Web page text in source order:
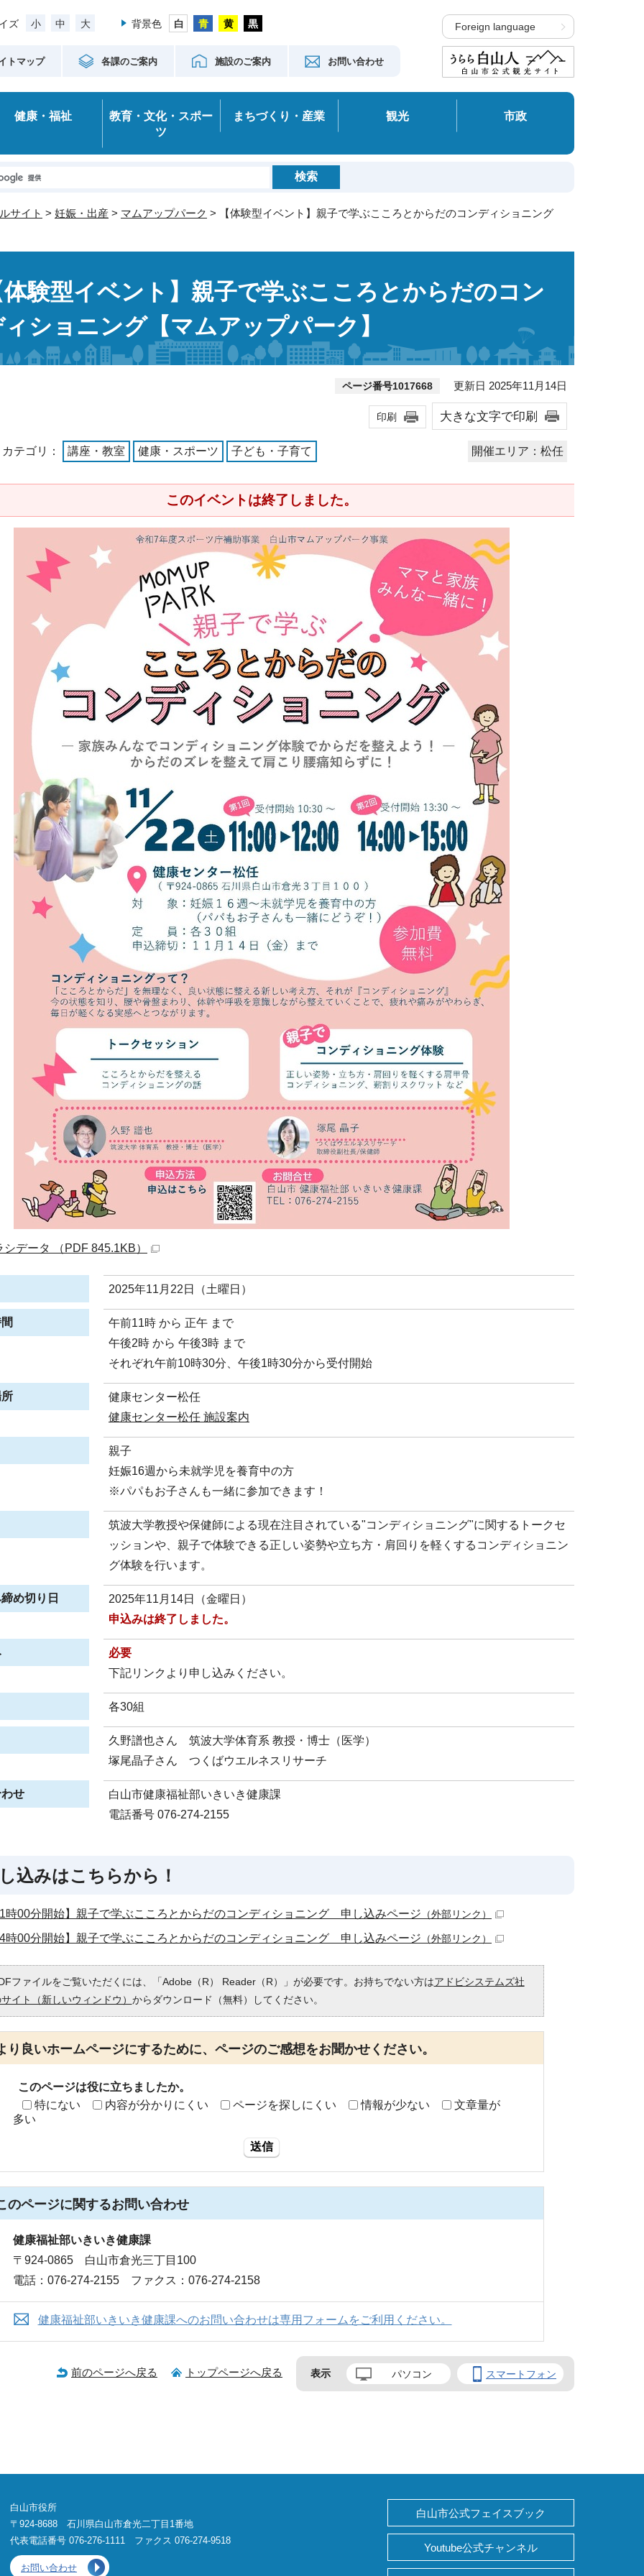
ズ 小 中 大 背景色
トマップ 各課のご案内 施設のご案内 お問い合わせ
Foreign language
健康・福祉
教育・文化・スポー
ツ
まちづくり・産業 観光 市政
サイト > 妊娠・出産 > マムアップパーク > 【体験型イベント】親子で学ぶこころとからだのコンディショニング
験型イベント】親子で学ぶこころとからだのコン
ショニング【マムアップパーク】
ページ番号1017668 更新日 2025年11月14日
印刷 大きな文字で印刷
テゴリ： 講座・教室 健康・スポーツ 子ども・子育て 開催エリア：松任
このイベントは終了しました。
シデータ （PDF 845.1KB）
2025年11月22日（土曜日）
午前11時 から 正午 まで
午後2時 から 午後3時 まで
それぞれ午前10時30分、午後1時30分から受付開始
健康センター松任
健康センター松任 施設案内
親子
妊娠16週から未就学児を養育中の方
※パパもお子さんも一緒に参加できます！
筑波大学教授や保健師による現在注目されている"コンディショニング"に関するトークセ
ッションや、親子で体験できる正しい姿勢や立ち方・肩回りを軽くするコンディショニン
グ体験を行います。
め切り日
2025年11月14日（金曜日）
申込みは終了しました。
必要
下記リンクより申し込みください。
各30組
久野譜也さん 筑波大学体育系 教授・博士（医学）
塚尾晶子さん つくばウエルネスリサーチ
せ
白山市健康福祉部いきいき健康課
電話番号 076-274-2155
込みはこちらから！
時00分開始】親子で学ぶこころとからだのコンディショニング 申し込みページ （外部リンク）
時00分開始】親子で学ぶこころとからだのコンディショニング 申し込みページ （外部リンク）
ファイルをご覧いただくには、「Adobe（R） Reader（R）」が必要です。お持ちでない方はアドビシステムズ社
イト（新しいウィンドウ） からダウンロード（無料）してください。
り良いホームページにするために、ページのご感想をお聞かせください。
このページは役に立ちましたか。
特にない
内容が分かりにくい ページを探しにくい 情報が少ない
文章量が
多い
送信
のページに関するお問い合わせ
健康福祉部いきいき健康課
〒924-0865 白山市倉光三丁目100
電話：076-274-2155 ファクス：076-274-2158
健康福祉部いきいき健康課へのお問い合わせは専用フォームをご利用ください。
前のページへ戻る トップページへ戻る 表示 パソコン スマートフォン
白山市役所
〒924-8688 石川県白山市倉光二丁目1番地
代表電話番号 076-276-1111 ファクス 076-274-9518
お問い合わせ
白山市公式フェイスブック
Youtube公式チャンネル